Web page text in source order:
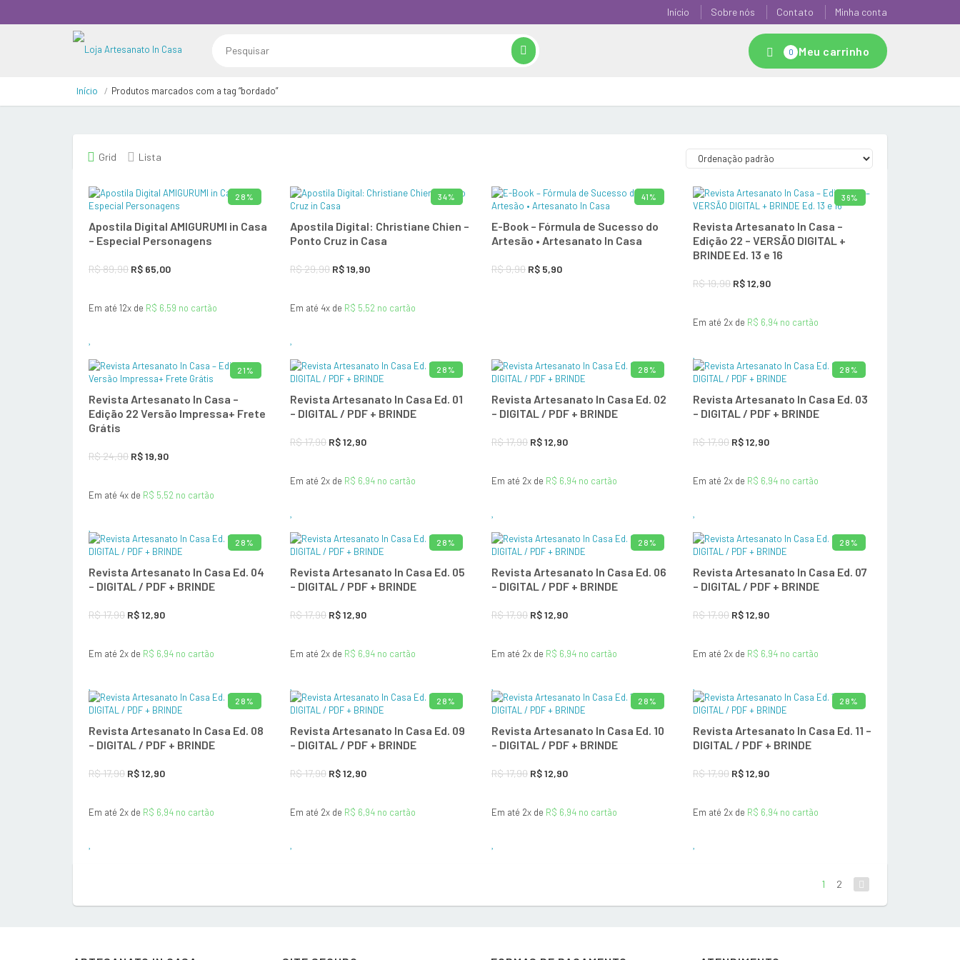
Início Sobre nós Contato Minha conta
0 Meu carrinho
Início Produtos marcados com a tag “bordado”
Grid Lista
28%
Apostila Digital AMIGURUMI in Casa
– Especial Personagens
R$89,90 O
original
R$ 65,00
atual
ADICIONAR AO CARRINHO
Em até 12x de R$ 6,59 no cartão
34%
Apostila Digital: Christiane Chien –
Ponto Cruz in Casa
R$29,90 O
original
R$19,90
atual
ADICIONAR AO CARRINHO
Em até 4x de R$ 5,52 no cartão
41%
E-Book – Fórmula de Sucesso do
Artesão • Artesanato In Casa
R$9,90 O
R$ 5,90
ADICIONAR AO CARRINHO
36%
Revista Artesanato In Casa –
Edição 22 – VERSÃO DIGITAL +
BRINDE Ed. 13 e 16
R$19,90 O
original
R$ 19,90.
R$12,90
atual
R$ 12,90.
ADICIONAR AO CARRINHO
Em até 2x de R$ 6,94 no cartão
21%
Revista Artesanato In Casa –
Edição 22 Versão Impressa+ Frete
Grátis
R$24,90 O
original
R$ 24,90.
R$19,90
atual
R$ 19,90.
ADICIONAR AO CARRINHO
Em até 4x de R$ 5,52 no cartão
28%
Revista Artesanato In Casa Ed. 01
– DIGITAL / PDF + BRINDE
R$17,90 O
original
R$12,90
atual
ADICIONAR AO CARRINHO
Em até 2x de R$ 6,94 no cartão
28%
Revista Artesanato In Casa Ed. 02
– DIGITAL / PDF + BRINDE
R$17,90 O
original
R$12,90
atual
ADICIONAR AO CARRINHO
Em até 2x de R$ 6,94 no cartão
28%
Revista Artesanato In Casa Ed. 03
– DIGITAL / PDF + BRINDE
R$17,90 O
original
R$12,90
atual
ADICIONAR AO CARRINHO
Em até 2x de R$ 6,94 no cartão
28%
Revista Artesanato In Casa Ed. 04
– DIGITAL / PDF + BRINDE
R$17,90 O
original
R$ 17,90.
R$12,90
atual
R$ 12,90.
ADICIONAR AO CARRINHO
Em até 2x de R$ 6,94 no cartão
28%
Revista Artesanato In Casa Ed. 05
– DIGITAL / PDF + BRINDE
R$17,90 O
original
R$ 17,90.
R$12,90
atual
R$ 12,90.
ADICIONAR AO CARRINHO
Em até 2x de R$ 6,94 no cartão
28%
Revista Artesanato In Casa Ed. 06
– DIGITAL / PDF + BRINDE
R$17,90 O
original
R$ 17,90.
R$12,90
atual
R$ 12,90.
ADICIONAR AO CARRINHO
Em até 2x de R$ 6,94 no cartão
28%
Revista Artesanato In Casa Ed. 07
– DIGITAL / PDF + BRINDE
R$17,90 O
original
R$ 17,90.
R$12,90
atual
R$ 12,90.
ADICIONAR AO CARRINHO
Em até 2x de R$ 6,94 no cartão
28%
Revista Artesanato In Casa Ed. 08
– DIGITAL / PDF + BRINDE
R$17,90 O
original
R$12,90
atual
ADICIONAR AO CARRINHO
Em até 2x de R$ 6,94 no cartão
28%
Revista Artesanato In Casa Ed. 09
– DIGITAL / PDF + BRINDE
R$17,90 O
original
R$12,90
atual
ADICIONAR AO CARRINHO
Em até 2x de R$ 6,94 no cartão
28%
Revista Artesanato In Casa Ed. 10
– DIGITAL / PDF + BRINDE
R$17,90 O
original
R$12,90
atual
ADICIONAR AO CARRINHO
Em até 2x de R$ 6,94 no cartão
28%
Revista Artesanato In Casa Ed. 11 –
DIGITAL / PDF + BRINDE
R$17,90 O
original
R$12,90
atual
ADICIONAR AO CARRINHO
Em até 2x de R$ 6,94 no cartão
1 2